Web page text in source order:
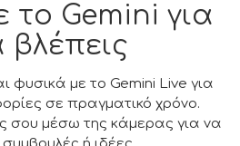
το Gemini για
βλέπεις
φυσικά με το Gemini Live για
σε πραγματικό χρόνο.
σου μέσω της κάμερας για να